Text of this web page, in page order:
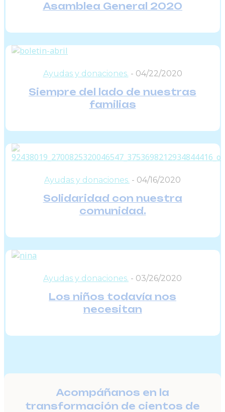
Asamblea General 2020
Ayudas y donaciones. - 04/22/2020
Siempre del lado de nuestras
familias
Ayudas y donaciones. - 04/16/2020
Solidaridad con nuestra
comunidad.
Ayudas y donaciones. - 03/26/2020
Los niños todavía nos
necesitan
Acompáñanos en la
transformación de cientos de